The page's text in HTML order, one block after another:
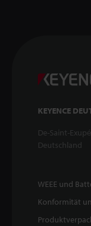
KEYENCE
De-Saint-
Deutschland
WEEE und
Konformität